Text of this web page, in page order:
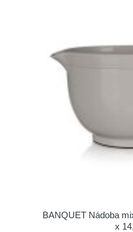
BANQUET Nádoba
x